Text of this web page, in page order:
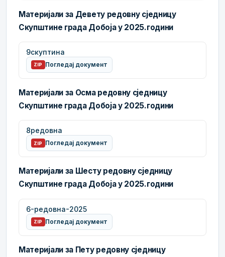
Материјали за Девету редовну сједницу
Скупштине града Добоја у 2025.години
9скуптина
ZIP Погледај документ
Материјали за Осма редовну сједницу
Скупштине града Добоја у 2025.години
8редовна
ZIP Погледај документ
Материјали за Шесту редовну сједницу
Скупштине града Добоја у 2025.години
6-редовна-2025
ZIP Погледај документ
Материјали за Пету редовну сједницу